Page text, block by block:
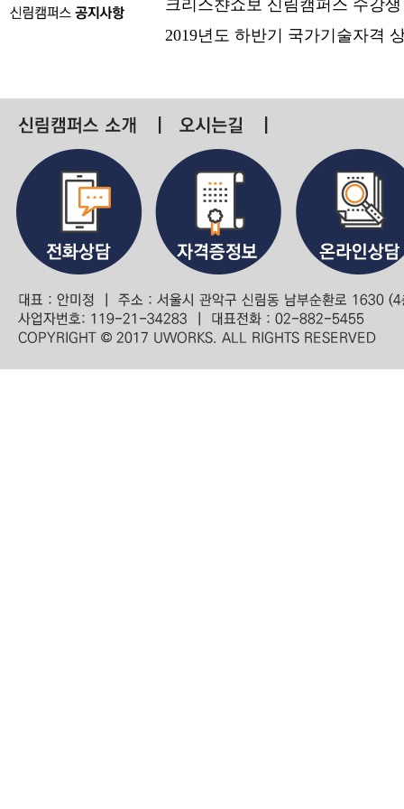
크리스챤쇼보 신림캠퍼스 수강
2019년도 하반기 국가기술자격